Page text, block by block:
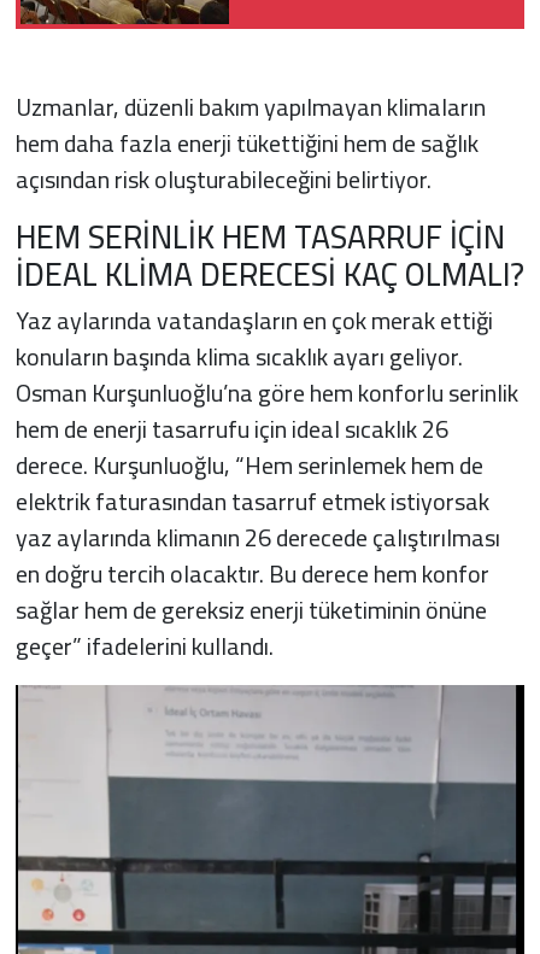
Uzmanlar, düzenli bakım yapılmayan klimaların
hem daha fazla enerji tükettiğini hem de sağlık
açısından risk oluşturabileceğini belirtiyor.
HEM SERİNLİK HEM TASARRUF İÇİN
İDEAL KLİMA DERECESİ KAÇ OLMALI?
Yaz aylarında vatandaşların en çok merak ettiği
konuların başında klima sıcaklık ayarı geliyor.
Osman Kurşunluoğlu’na göre hem konforlu serinlik
hem de enerji tasarrufu için ideal sıcaklık 26
derece. Kurşunluoğlu, “Hem serinlemek hem de
elektrik faturasından tasarruf etmek istiyorsak
yaz aylarında klimanın 26 derecede çalıştırılması
en doğru tercih olacaktır. Bu derece hem konfor
sağlar hem de gereksiz enerji tüketiminin önüne
geçer” ifadelerini kullandı.